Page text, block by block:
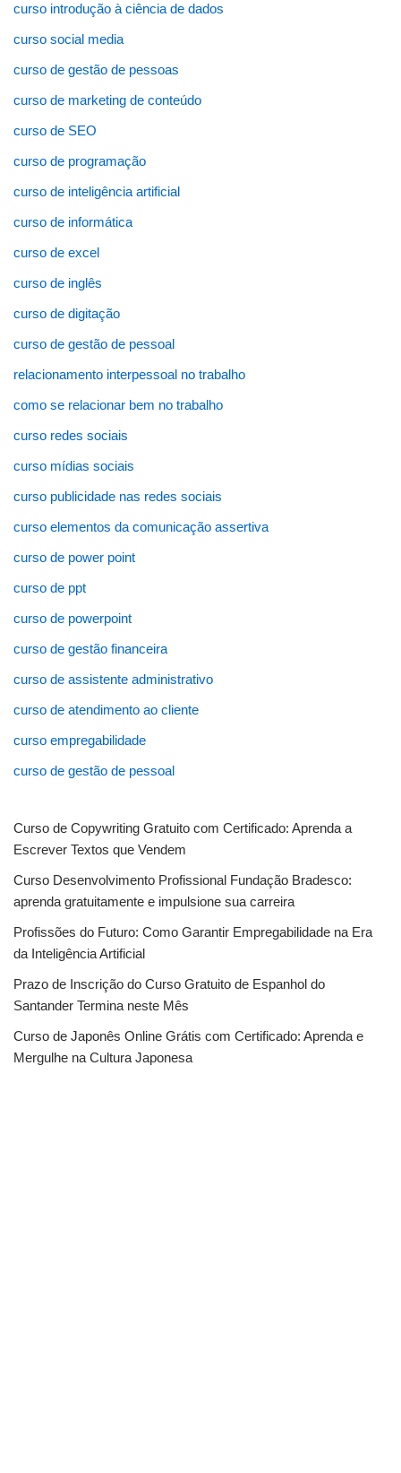
curso introdução à ciência de dados
curso social media
curso de gestão de pessoas
curso de marketing de conteúdo
curso de SEO
curso de programação
curso de inteligência artificial
curso de informática
curso de excel
curso de inglês
curso de digitação
curso de gestão de pessoal
relacionamento interpessoal no trabalho
como se relacionar bem no trabalho
curso redes sociais
curso mídias sociais
curso publicidade nas redes sociais
curso elementos da comunicação assertiva
curso de power point
curso de ppt
curso de powerpoint
curso de gestão financeira
curso de assistente administrativo
curso de atendimento ao cliente
curso empregabilidade
curso de gestão de pessoal
Curso de Copywriting Gratuito com Certificado: Aprenda a
Escrever Textos que Vendem
Curso Desenvolvimento Profissional Fundação Bradesco:
aprenda gratuitamente e impulsione sua carreira
Profissões do Futuro: Como Garantir Empregabilidade na Era
da Inteligência Artificial
Prazo de Inscrição do Curso Gratuito de Espanhol do
Santander Termina neste Mês
Curso de Japonês Online Grátis com Certificado: Aprenda e
Mergulhe na Cultura Japonesa